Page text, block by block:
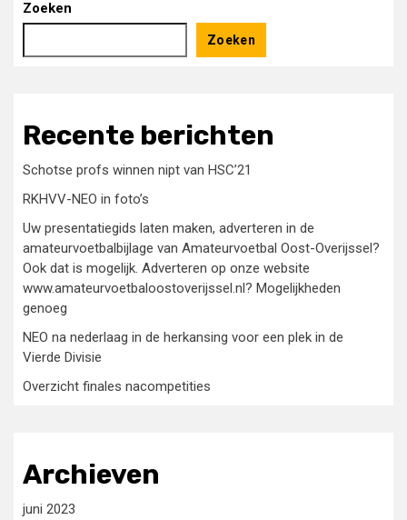
Zoeken
Zoeken
Recente berichten
Schotse profs winnen nipt van HSC’21
RKHVV-NEO in foto’s
Uw presentatiegids laten maken, adverteren in de
amateurvoetbalbijlage van Amateurvoetbal Oost-Overijssel?
Ook dat is mogelijk. Adverteren op onze website
www.amateurvoetbaloostoverijssel.nl? Mogelijkheden
genoeg
NEO na nederlaag in de herkansing voor een plek in de
Vierde Divisie
Overzicht finales nacompetities
Archieven
juni 2023